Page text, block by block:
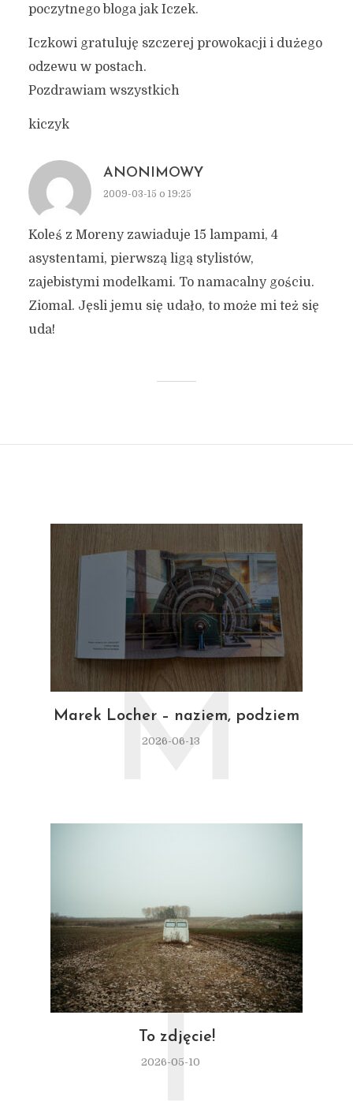
poczytnego bloga jak Iczek.
Iczkowi gratuluję szczerej prowokacji i dużego
odzewu w postach.
Pozdrawiam wszystkich
kiczyk
ANONIMOWY
2009-03-15 o 19:25
Koleś z Moreny zawiaduje 15 lampami, 4
asystentami, pierwszą ligą stylistów,
zajebistymi modelkami. To namacalny gościu.
Ziomal. Jęsli jemu się udało, to może mi też się
uda!
Marek Locher – naziem, podziem
2026-06-13
M
To zdjęcie!
2026-05-10
T